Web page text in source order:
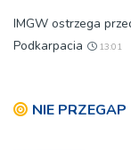
IMGW ostrzega
Podkarpacia
13:01
NIE PRZEGAP